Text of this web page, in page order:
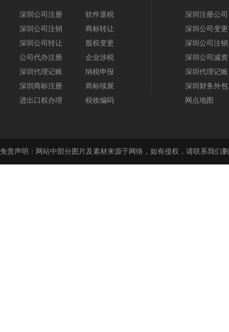
深圳公司注册
深圳公司注销
深圳公司转让
公司代办注册
深圳代理记账
深圳商标注册
进出口权办理
软件退税
商标转让
股权变更
企业涉税
纳税申报
商标续展
税收编码
深圳注册公司
深圳公司变更
深圳公司注销
深圳公司减资
深圳代理记账
深圳财务外包
网点地图
免责声明：网站中部分图片及素材来源于网络，如有侵权，请联系我们删